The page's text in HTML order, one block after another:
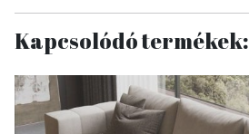
Kapcsolódó termékek: